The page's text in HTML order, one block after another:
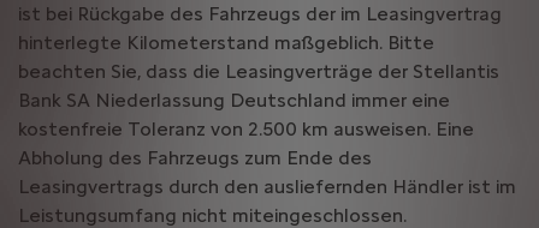
ist bei Rückgabe des Fahrzeugs der im Leasingvertrag
hinterlegte Kilometerstand maßgeblich. Bitte
beachten Sie, dass die Leasingverträge der Stellantis
Bank SA Niederlassung Deutschland immer eine
kostenfreie Toleranz von 2.500 km ausweisen. Eine
Abholung des Fahrzeugs zum Ende des
Leasingvertrags durch den ausliefernden Händler ist im
Leistungsumfang nicht miteingeschlossen.